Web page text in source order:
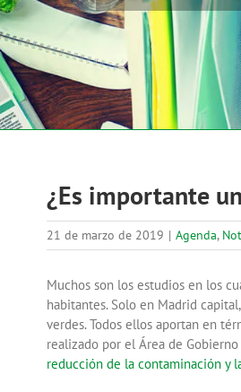
¿Es importante
21 de marzo de 2019 | Agenda,
Muchos son los estudios en los
habitantes. Solo en Madrid
verdes. Todos ellos aportan en
realizado por el Área de
reducción de la contaminación y